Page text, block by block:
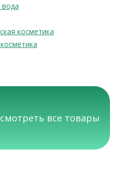
косметика
все товары